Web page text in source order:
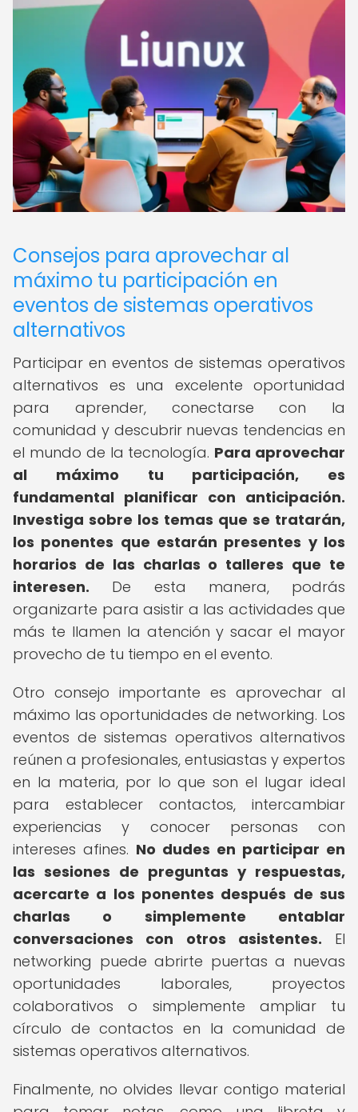
Consejos para aprovechar al
máximo tu participación en
eventos de sistemas operativos
alternativos
Participar en eventos de sistemas operativos
alternativos es una excelente oportunidad
para aprender, conectarse con la
comunidad y descubrir nuevas tendencias en
el mundo de la tecnología. Para aprovechar
al máximo tu participación, es
fundamental planificar con anticipación.
Investiga sobre los temas que se tratarán,
los ponentes que estarán presentes y los
horarios de las charlas o talleres que te
interesen. De esta manera, podrás
organizarte para asistir a las actividades que
más te llamen la atención y sacar el mayor
provecho de tu tiempo en el evento.
Otro consejo importante es aprovechar al
máximo las oportunidades de networking. Los
eventos de sistemas operativos alternativos
reúnen a profesionales, entusiastas y expertos
en la materia, por lo que son el lugar ideal
para establecer contactos, intercambiar
experiencias y conocer personas con
intereses afines. No dudes en participar en
las sesiones de preguntas y respuestas,
acercarte a los ponentes después de sus
charlas o simplemente entablar
conversaciones con otros asistentes. El
networking puede abrirte puertas a nuevas
oportunidades laborales, proyectos
colaborativos o simplemente ampliar tu
círculo de contactos en la comunidad de
sistemas operativos alternativos.
Finalmente, no olvides llevar contigo material